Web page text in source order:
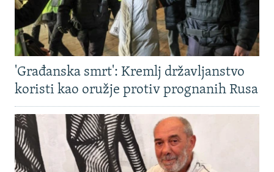
'Građanska smrt': Kremlj državljanstvo
koristi kao oružje protiv prognanih Rusa